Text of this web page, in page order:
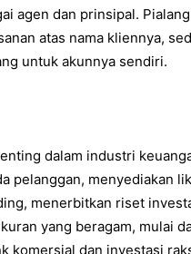
agen dan prinsipal.
atas nama kliennya,
untuk akunnya sendiri.
dalam industri
pelanggan, menyediakan
menerbitkan riset
yang beragam, mulai
komersial dan investasi